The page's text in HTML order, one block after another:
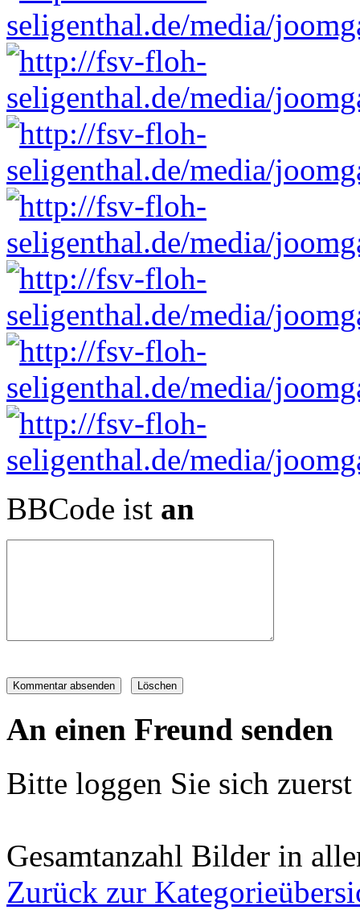
BBCode ist an
An einen Freund senden
Bitte loggen Sie sich
Gesamtanzahl Bilder in
Zurück zur